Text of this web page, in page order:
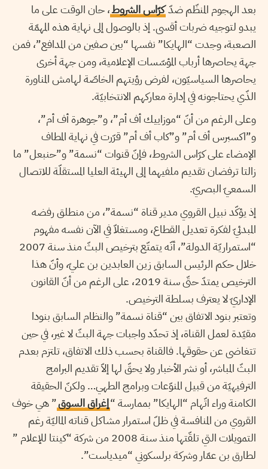
بعد الهجوم المنظّم ضدّكرّاس الشروط، حان الوقت على ما
يبدو لتوجيه ضربات أقسى. إذ بالوصول إلى نهاية هذه المهمّة
الصعبة، وجدت “الهايكا” نفسها “بين صفين من المدافع”، فمن
جهة يحاصرها أرباب المؤسّسات الإعلامية، ومن جهة أخرى
يحاصرها السياسيّون، لفرض رؤيتهم الخاصّة لهامش المناورة
الذّي يحتاجونه في إدارة معاركهم الانتخابيّة.
وعلى الرغم من أنّ “موزاييك أف أم”، و”جوهرة أف أم”،
و”اكسبرس أف أم” و”كاب أف أم” قرّرت في نهاية المطاف
الإمضاء على كرّاس الشروط، فإنّ قنوات “نسمة” و”حنبعل” ما
زالتا ترفضان تقديم ملفيهما إلى الهيئة العليا المستقلّة للاتصال
السمعيّ البصريّ.
إذ يؤكّد نبيل القروي مدير قناة “نسمة”، من منطلق رفضه
المبدئيّ لفكرة تعديل القطاع، ومستغلاّ في الآن نفسه مفهوم
“استمراريّة الدولة”، أنّه يتمتّع بترخيص البثّ منذ سنة 2007
خلال حكم الرئيس السابق زين العابدين بن عليّ، وأنّ هذا
الترخيص يمتدّ حتّى سنة 2019، على الرغم من أنّ القانون
الإداريّ لا يعترف بسلطة الترخيص.
وتعتبر بنود الاتفاق بين “قناة نسمة” والنظام السابق بنودا
مقيّدة لعمل القناة، إذ تحدّد واجبات جهة البثّ لا غير، في حين
تتغاضى عن حقوقها. فالقناة بحسب ذلك الاتفاق، تلتزم بعدم
البثّ المباشر، أو نشر الأخبار ولا يحقّ لها إلاّ تقديم البرامج
الترفيهيّة من قبيل المنوّعات وبرامج الطهي… ولكنّ الحقيقة
الكامنة وراء اتّهام “الهايكا” بممارسة “إغراق السوق” هي خوف
القروي من المنافسة في ظلّ استمرار مشاكل قناته الماليّة رغم
التمويلات التي تلقّتها منذ سنة 2008 من شركة “كينتا للإعلام ”
لطارق بن عمّار وشركة برلسكوني “ميدياست”.